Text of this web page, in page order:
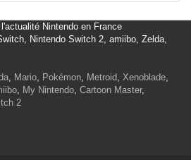
Nintendo en France
Nintendo Switch 2, amiibo, Zelda,
, Mario, Pokémon, Metroid, Xenoblade,
, My Nintendo, Cartoon Master,
2